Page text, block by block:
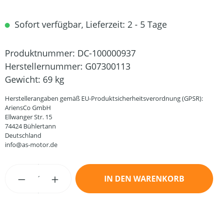
Sofort verfügbar, Lieferzeit: 2 - 5 Tage
Produktnummer: DC-100000937
Herstellernummer: G07300113
Gewicht: 69 kg
Herstellerangaben gemäß EU-Produktsicherheitsverordnung (GPSR):
AriensCo GmbH
Ellwanger Str. 15
74424 Bühlertann
Deutschland
info@as-motor.de
Produkt Anzahl: Gib den gewünschten
IN DEN WARENKORB